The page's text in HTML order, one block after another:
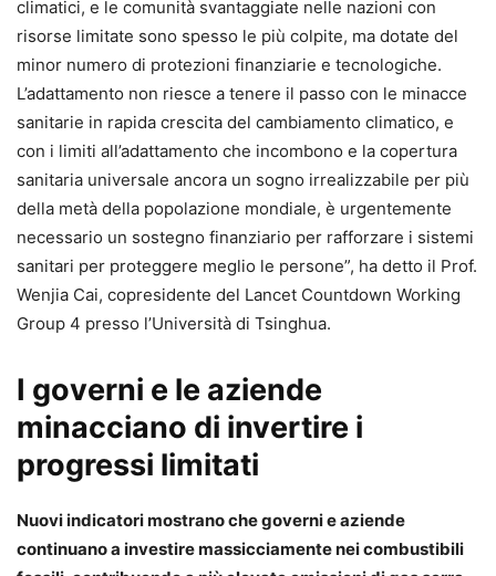
climatici, e le comunità svantaggiate nelle nazioni con
risorse limitate sono spesso le più colpite, ma dotate del
minor numero di protezioni finanziarie e tecnologiche.
L’adattamento non riesce a tenere il passo con le minacce
sanitarie in rapida crescita del cambiamento climatico, e
con i limiti all’adattamento che incombono e la copertura
sanitaria universale ancora un sogno irrealizzabile per più
della metà della popolazione mondiale, è urgentemente
necessario un sostegno finanziario per rafforzare i sistemi
sanitari per proteggere meglio le persone”, ha detto il Prof.
Wenjia Cai, copresidente del Lancet Countdown Working
Group 4 presso l’Università di Tsinghua.
I governi e le aziende
minacciano di invertire i
progressi limitati
Nuovi indicatori mostrano che governi e aziende
continuano a investire massicciamente nei combustibili